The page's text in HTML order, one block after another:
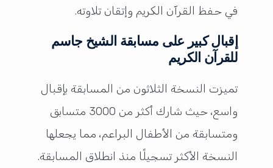
في حفظ القرآن الكريم وإتقان تلاوته.
إقبال كبير على مسابقة الشيخ جاسم
للقرآن الكريم
تميزت النسخة الثلاثون من المسابقة بإقبال
واسع، حيث شارك أكثر من 3000 متسابق
ومتسابقة من الأطفال البراعم، مما يجعلها
النسخة الأكثر تسجيلًا منذ انطلاق المسابقة.